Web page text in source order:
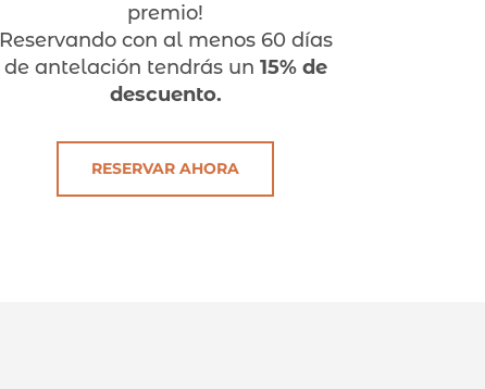
premio!
Reservando con al menos 60 días
de antelación tendrás un 15% de
descuento.
RESERVAR AHORA